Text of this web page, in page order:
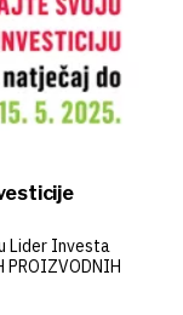
Lider Investa